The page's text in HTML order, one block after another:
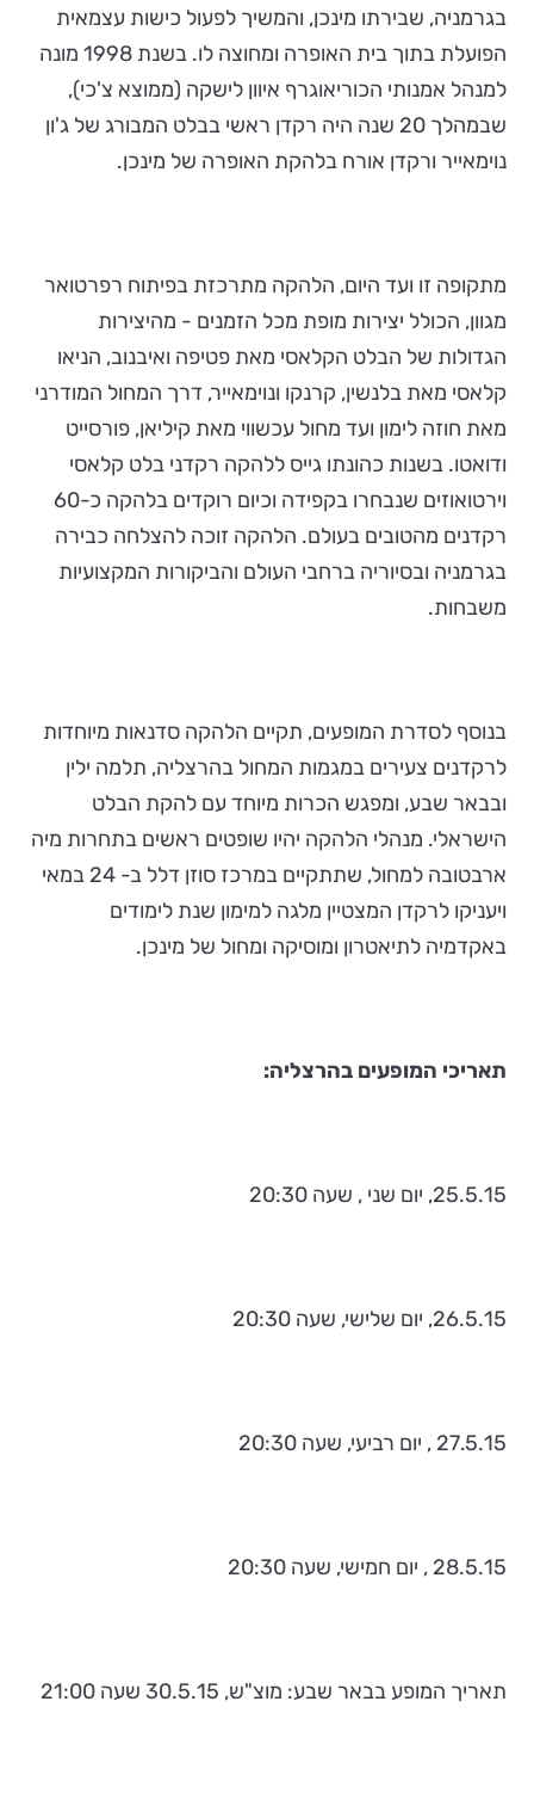
בגרמניה, שבירתו מינכן, והמשיך לפעול כישות עצמאית
הפועלת בתוך בית האופרה ומחוצה לו. בשנת 1998 מונה
למנהל אמנותי הכוריאוגרף איוון לישקה (ממוצא צ'כי),
שבמהלך 20 שנה היה רקדן ראשי בבלט המבורג של ג'ון
נוימאייר ורקדן אורח בלהקת האופרה של מינכן.
מתקופה זו ועד היום, הלהקה מתרכזת בפיתוח רפרטואר
מגוון, הכולל יצירות מופת מכל הזמנים - מהיצירות
הגדולות של הבלט הקלאסי מאת פטיפה ואיבנוב, הניאו
קלאסי מאת בלנשין, קרנקו ונוימאייר, דרך המחול המודרני
מאת חוזה לימון ועד מחול עכשווי מאת קיליאן, פורסייט
ודואטו. בשנות כהונתו גייס ללהקה רקדני בלט קלאסי
וירטואוזים שנבחרו בקפידה וכיום רוקדים בלהקה כ-60
רקדנים מהטובים בעולם. הלהקה זוכה להצלחה כבירה
בגרמניה ובסיוריה ברחבי העולם והביקורות המקצועיות
משבחות.
בנוסף לסדרת המופעים, תקיים הלהקה סדנאות מיוחדות
לרקדנים צעירים במגמות המחול בהרצליה, תלמה ילין
ובבאר שבע, ומפגש הכרות מיוחד עם להקת הבלט
הישראלי. מנהלי הלהקה יהיו שופטים ראשים בתחרות מיה
ארבטובה למחול, שתתקיים במרכז סוזן דלל ב- 24 במאי
ויעניקו לרקדן המצטיין מלגה למימון שנת לימודים
באקדמיה לתיאטרון ומוסיקה ומחול של מינכן.
תאריכי המופעים בהרצליה:
25.5.15, יום שני , שעה 20:30
26.5.15, יום שלישי, שעה 20:30
27.5.15 , יום רביעי, שעה 20:30
28.5.15 , יום חמישי, שעה 20:30
תאריך המופע בבאר שבע: מוצ"ש, 30.5.15 שעה 21:00